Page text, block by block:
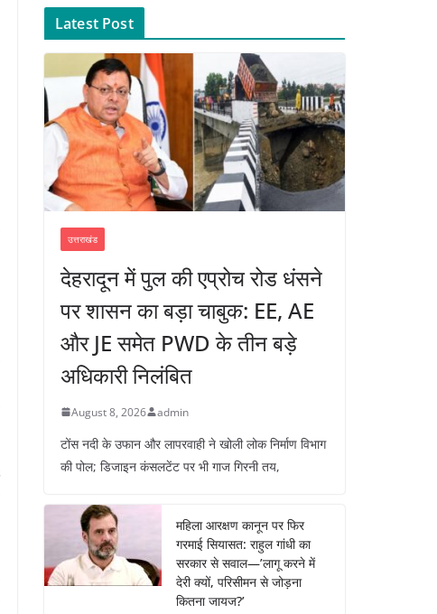
Latest Post
उत्तराखंड
देहरादून में पुल की एप्रोच रोड धंसने
पर शासन का बड़ा चाबुक: EE, AE
और JE समेत PWD के तीन बड़े
अधिकारी निलंबित
August 8, 2026 admin
टोंस नदी के उफान और लापरवाही ने खोली लोक निर्माण विभाग
की पोल; डिजाइन कंसलटेंट पर भी गाज गिरनी तय,
महिला आरक्षण कानून पर फिर
गरमाई सियासत: राहुल गांधी का
सरकार से सवाल—’लागू करने में
देरी क्यों, परिसीमन से जोड़ना
कितना जायज?’